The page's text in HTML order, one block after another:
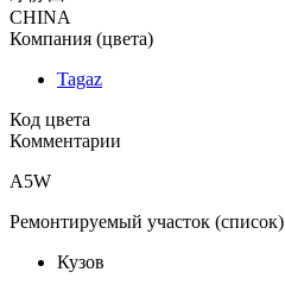
CHINA
Компания (цвета)
Tagaz
Код цвета
Комментарии
A5W
Ремонтируемый участок (список)
Кузов